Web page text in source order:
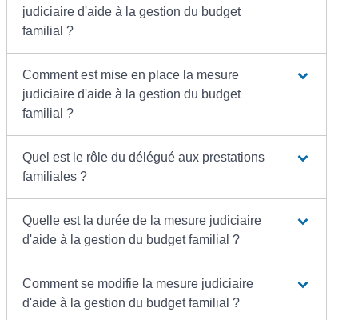
judiciaire d'aide à la gestion du budget
familial ?
Comment est mise en place la mesure
judiciaire d'aide à la gestion du budget
familial ?
Quel est le rôle du délégué aux prestations
familiales ?
Quelle est la durée de la mesure judiciaire
d'aide à la gestion du budget familial ?
Comment se modifie la mesure judiciaire
d'aide à la gestion du budget familial ?